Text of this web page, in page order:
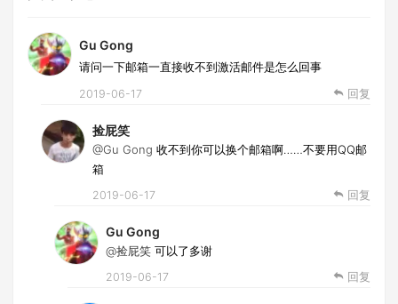
Gu Gong
请问一下邮箱一直接收不到激活邮件是怎么回事
2019-06-17 回复
捡屁笑
@Gu Gong 收不到你可以换个邮箱啊……不要用QQ邮
箱
2019-06-17 回复
Gu Gong
@捡屁笑 可以了多谢
2019-06-17 回复